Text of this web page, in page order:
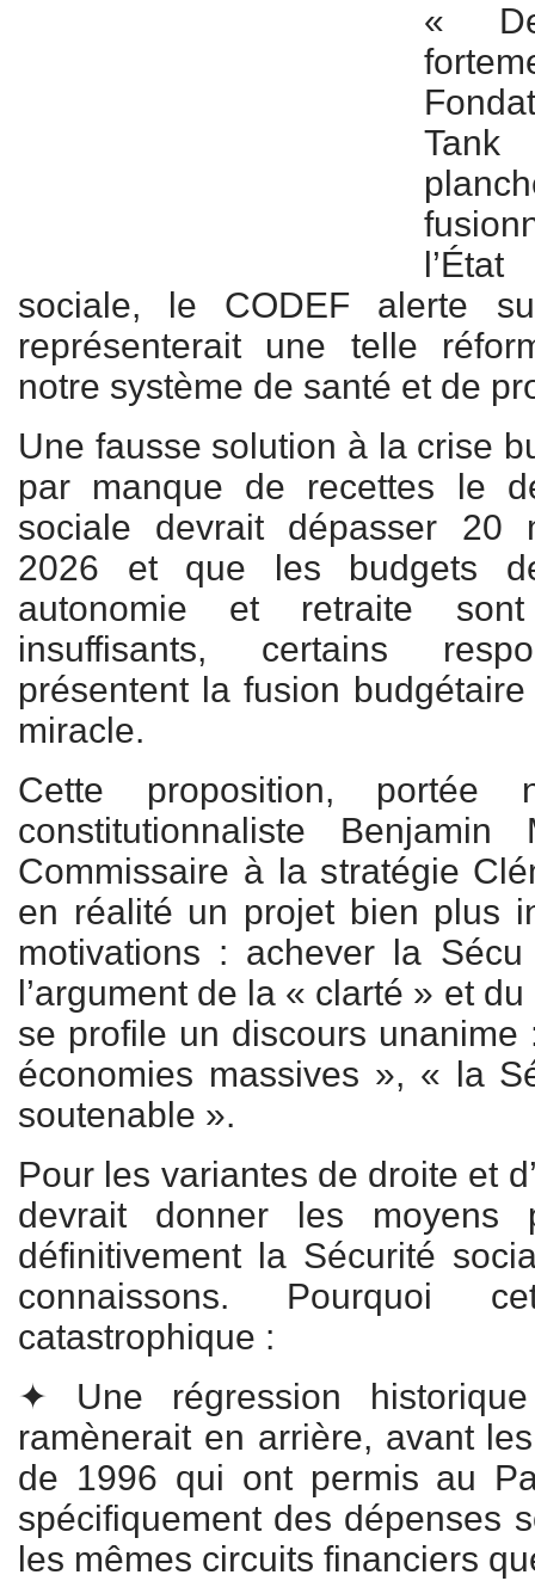
«
sociale, le CODEF alerte
représenterait une telle
notre système de santé et de
Une fausse solution à la crise
par manque de recettes le
sociale devrait dépasser 20
2026 et que les budgets
autonomie et retraite
insuffisants, certains
présentent la fusion
miracle.
Cette proposition, portée
constitutionnaliste
Commissaire à la stratégie
en réalité un projet bien plus
motivations : achever la
l’argument de la « clarté » et
se profile un discours
économies massives », « la
soutenable ».
Pour les variantes de droite et
devrait donner les moyens
définitivement la Sécurité
connaissons. Pourquoi
catastrophique :
✦ Une régression
ramènerait en arrière, avant
de 1996 qui ont permis au
spécifiquement des dépenses
les mêmes circuits financiers